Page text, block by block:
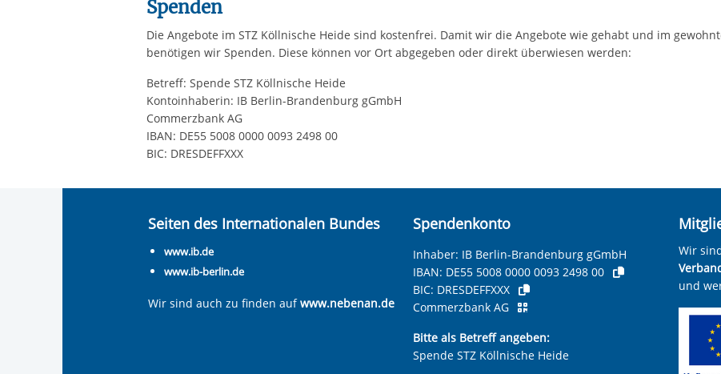
Spenden
Die Angebote im STZ Köllnische Heide sind kostenfrei. Damit wir die Angebote wie gehabt und im
benötigen wir Spenden. Diese können vor Ort abgegeben oder direkt überwiesen werden:
Betreff: Spende STZ Köllnische Heide
Kontoinhaberin: IB Berlin-Brandenburg gGmbH
Commerzbank AG
IBAN: DE55 5008 0000 0093 2498 00
BIC: DRESDEFFXXX
Seiten des Internationalen Bundes
www.ib.de
www.ib-berlin.de
Wir sind auch zu finden aufwww.nebenan.de
Spendenkonto
Inhaber: IB Berlin-Brandenburg gGmbH
IBAN: DE55 5008 0000 0093 2498 00
BIC: DRESDEFFXXX
Commerzbank AG
Bitte als Betreff angeben:
Spende STZ Köllnische Heide
Wir
und